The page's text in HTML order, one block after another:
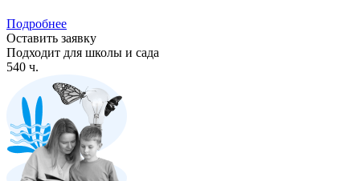
Подробнее
Оставить заявку
Подходит для школы и сада
540 ч.